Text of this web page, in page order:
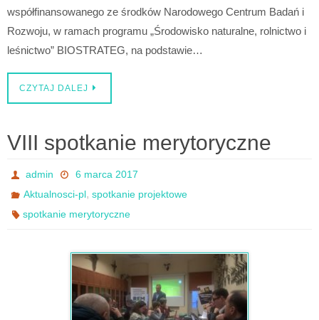
współfinansowanego ze środków Narodowego Centrum Badań i
Rozwoju, w ramach programu „Środowisko naturalne, rolnictwo i
leśnictwo” BIOSTRATEG, na podstawie…
CZYTAJ DALEJ
VIII spotkanie merytoryczne
admin
6 marca 2017
Aktualnosci-pl,spotkanie projektowe
spotkanie merytoryczne